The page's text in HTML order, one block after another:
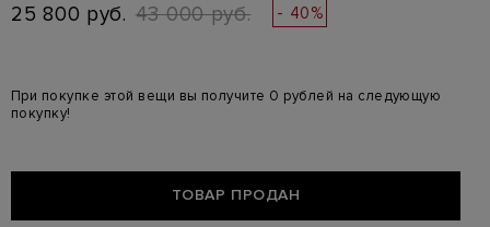
25 800 руб. 43 000 руб. - 40%
При покупке этой вещи вы получите 0 рублей на следующую
покупку!
ТОВАР ПРОДАН